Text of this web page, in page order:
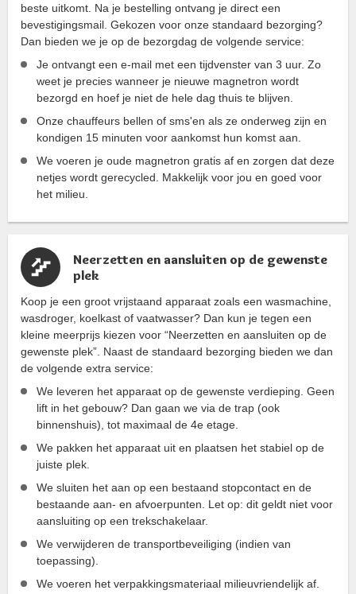
beste uitkomt. Na je bestelling ontvang je direct een
bevestigingsmail. Gekozen voor onze standaard bezorging?
Dan bieden we je op de bezorgdag de volgende service:
Je ontvangt een e-mail met een tijdvenster van 3 uur. Zo
weet je precies wanneer je nieuwe magnetron wordt
bezorgd en hoef je niet de hele dag thuis te blijven.
Onze chauffeurs bellen of sms'en als ze onderweg zijn en
kondigen 15 minuten voor aankomst hun komst aan.
We voeren je oude magnetron gratis af en zorgen dat deze
netjes wordt gerecycled. Makkelijk voor jou en goed voor
het milieu.
Neerzetten en aansluiten op de gewenste
plek
Koop je een groot vrijstaand apparaat zoals een wasmachine,
wasdroger, koelkast of vaatwasser? Dan kun je tegen een
kleine meerprijs kiezen voor “Neerzetten en aansluiten op de
gewenste plek”. Naast de standaard bezorging bieden we dan
de volgende extra service:
We leveren het apparaat op de gewenste verdieping. Geen
lift in het gebouw? Dan gaan we via de trap (ook
binnenshuis), tot maximaal de 4e etage.
We pakken het apparaat uit en plaatsen het stabiel op de
juiste plek.
We sluiten het aan op een bestaand stopcontact en de
bestaande aan- en afvoerpunten. Let op: dit geldt niet voor
aansluiting op een trekschakelaar.
We verwijderen de transportbeveiliging (indien van
toepassing).
We voeren het verpakkingsmateriaal milieuvriendelijk af.